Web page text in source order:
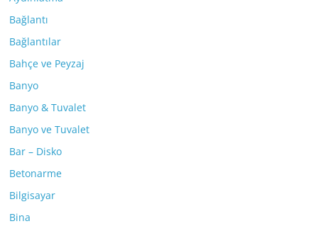
Bağlantı
Bağlantılar
Bahçe ve Peyzaj
Banyo
Banyo & Tuvalet
Banyo ve Tuvalet
Bar – Disko
Betonarme
Bilgisayar
Bina